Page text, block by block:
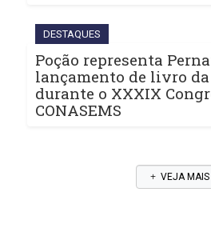
DESTAQUES
Poção representa
lançamento de livro
durante o XXXIX
CONASEMS
VEJA MAIS